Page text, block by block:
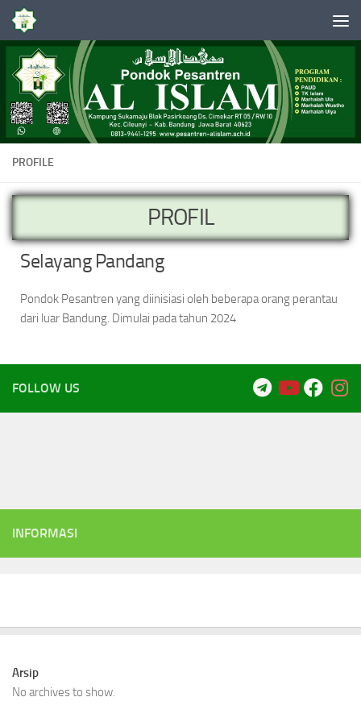
Skip to content
PROFILE
PROFIL
Selayang Pandang
Pondok Pesantren yang diinisiasi oleh beberapa orang perantau
dari luar Bandung. Dimulai pada tahun 2024
FOLLOW US
INFORMASI
Arsip
No archives to show.